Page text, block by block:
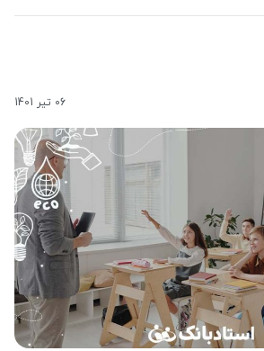
06 تیر 1401